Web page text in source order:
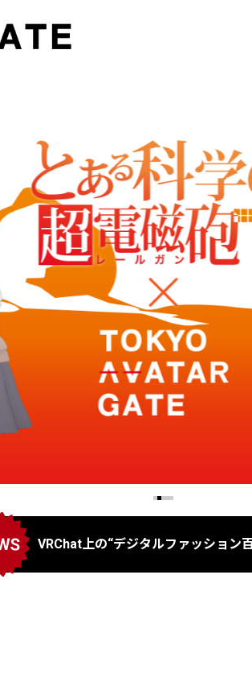
VRChat上の“デジタルファッション